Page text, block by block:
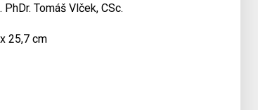
Tomáš Vlček, CSc.
25,7 cm